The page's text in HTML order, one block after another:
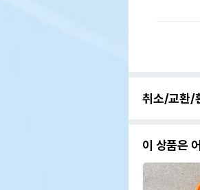
취소/교환/
이 상품은